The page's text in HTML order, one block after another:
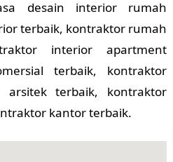
desain interior rumah
terbaik, kontraktor rumah
interior apartment
terbaik, kontraktor
arsitek terbaik, kontraktor
kantor terbaik.